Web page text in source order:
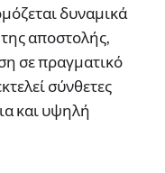
δυναμικά
αποστολής,
σε πραγματικό
σύνθετες
και υψηλή